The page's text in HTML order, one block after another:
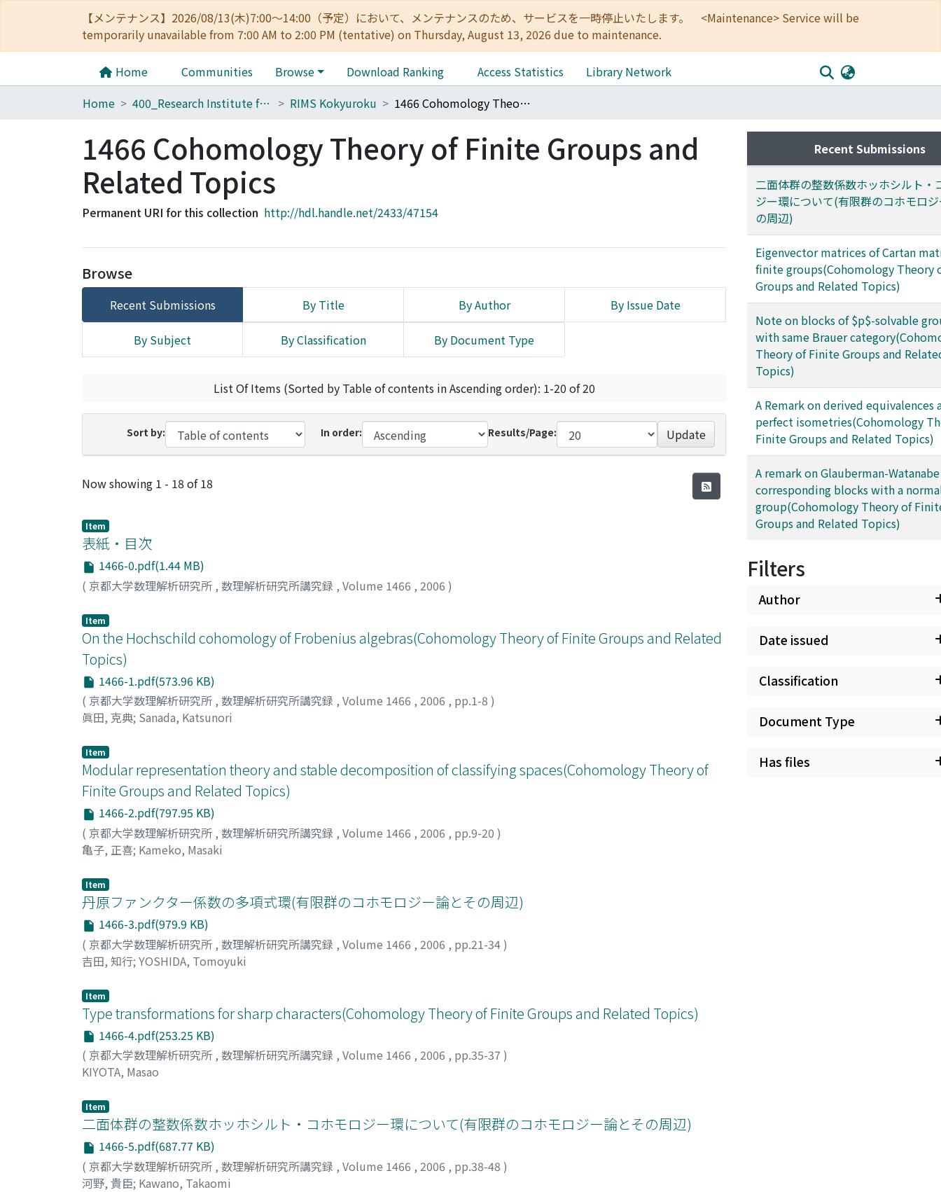
【メンテナンス】2026/08/13(木)7:00～14:00（予定）において、メンテナンスのため、サービスを一時停止いたします。 <Maintenance> Service will be
temporarily unavailable from 7:00 AM to 2:00 PM (tentative) on Thursday, August 13, 2026 due to maintenance.
Home Communities Browse Download Ranking Access Statistics
Library Network
Home
400_Research Institute for Mathematical Sciences RIMS Kokyuroku 1466 Cohomology Theory of Finite Groups and Related Topics
1466 Cohomology Theory of Finite Groups and
Related Topics
Permanent URI for this collection http://hdl.handle.net/2433/47154
Browse
Recent Submissions By Title By Author By Issue Date
By Subject By Classification By Document Type
List Of Items (Sorted by Table of contents in Ascending order): 1-20 of 20
Sort by: In order: Results/Page: Update
Recent Submissions
Now showing 1 - 18 of 18
Item
表紙・目次
1466-0.pdf(1.44 MB)
( 京都大学数理解析研究所 , 数理解析研究所講究録 , Volume 1466 , 2006 )
Item
On the Hochschild cohomology of Frobenius algebras(Cohomology Theory of Finite Groups and Related
Topics)
1466-1.pdf(573.96 KB)
( 京都大学数理解析研究所 , 数理解析研究所講究録 , Volume 1466 , 2006 , pp.1-8 )
眞田, 克典; Sanada, Katsunori
Item
Modular representation theory and stable decomposition of classifying spaces(Cohomology Theory of
Finite Groups and Related Topics)
1466-2.pdf(797.95 KB)
( 京都大学数理解析研究所 , 数理解析研究所講究録 , Volume 1466 , 2006 , pp.9-20 )
亀子, 正喜; Kameko, Masaki
Item
丹原ファンクター係数の多項式環(有限群のコホモロジー論とその周辺)
1466-3.pdf(979.9 KB)
( 京都大学数理解析研究所 , 数理解析研究所講究録 , Volume 1466 , 2006 , pp.21-34)
吉田, 知行; YOSHIDA, Tomoyuki
Item
Type transformations for sharp characters(Cohomology Theory of Finite Groups and Related Topics)
1466-4.pdf(253.25 KB)
( 京都大学数理解析研究所 , 数理解析研究所講究録 , Volume 1466 , 2006 , pp.35-37 )
KIYOTA, Masao
Item
二面体群の整数係数ホッホシルト・コホモロジー環について(有限群のコホモロジー論とその周辺)
1466-5.pdf(687.77 KB)
( 京都大学数理解析研究所 , 数理解析研究所講究録 , Volume 1466 , 2006 , pp.38-48 )
河野, 貴臣; Kawano, Takaomi
Recent Submissions
二面体群の整数係数ホッホシルト・
ジー環について(有限群のコホモロ
の周辺)
Eigenvector matrices of Cartan
finite groups(Cohomology Theory
Groups and Related Topics)
Note on blocks of $p$-solvable
with same Brauer
Theory of Finite Groups and
Topics)
A Remark on derived equivalences
perfect isometries(Cohomology
Finite Groups and Related Topics)
A remark on Glauberman-Watanabe
corresponding blocks with a
group(Cohomology Theory of
Groups and Related Topics)
Filters
Author
Date issued
Classification
Document Type
Has files